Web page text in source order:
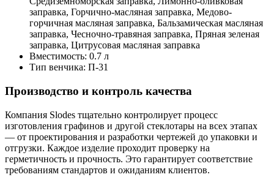
заправка, Горчично-масляная заправка, Медово-
горчичная масляная заправка, Бальзамическая масляная
заправка, Чесночно-травяная заправка, Пряная зеленая
заправка, Цитрусовая масляная заправка
Вместимость: 0.7 л
Тип венчика: П-31
Производство и контроль качества
Компания Slodes тщательно контролирует процесс
изготовления графинов и другой стеклотары на всех этапах
— от проектирования и разработки чертежей до упаковки и
отгрузки. Каждое изделие проходит проверку на
герметичность и прочность. Это гарантирует соответствие
требованиям стандартов и ожиданиям клиентов.